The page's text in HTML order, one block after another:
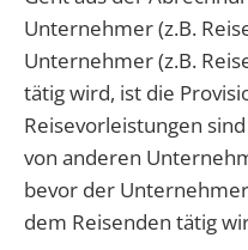
Unternehmer (z.B.
Unternehmer (z.B.
tätig wird, ist die
Reisevorleistungen
von anderen
bevor der
dem Reisenden tätig